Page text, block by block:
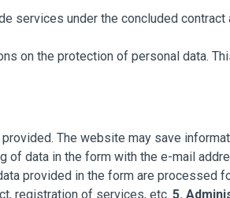
services under the concluded
on the protection of personal data.
The website may save
data in the form with the e-mail
provided in the form are processed
registration of services, etc. 5.